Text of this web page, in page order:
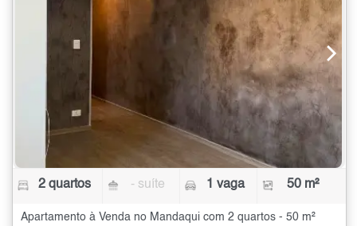
2 quartos - suíte 1 vaga 50 m²
Apartamento à Venda no Mandaqui com 2 quartos - 50 m²